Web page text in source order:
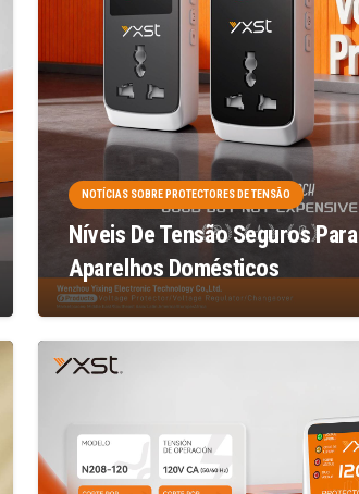
NOTÍCIAS SOBRE PROTECTORES DE TENSÃO
Níveis De Tensão Seguros Para
Aparelhos Domésticos